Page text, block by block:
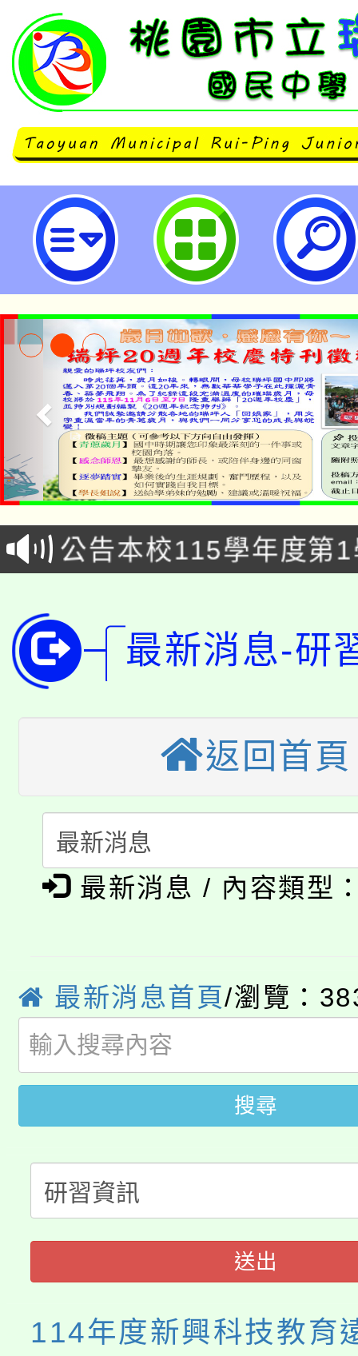
114年度新興科技教育遠距示範服
科技融入教學-教具開發系列教師
坪國民中學
「2026金融保險知識
車」活動
桃園市115學年度學生
生本土語及新住民語歌
公告本校115學年度第
公告本校115學年度第
代理(課)教師甄選結果(
轉知中國文化大學推廣
《TA101》溝通分析基
心理、諮商輔導、社會
系所師生報名參加。
轉知苗栗縣政府辦理
門員」簡章及活動海報
踴躍報名參加。
「桃園市補助參觀特色
115年度「教育部表揚
義教育推展貢獻獎」
「2026 ART TAIPEI臺
博覽會」之「藝術教育
「2026金融保險知識
車」活動
桃園市115學年度學生
代理(課)教師甄選結果(
公告本校115學年度第
代理(課)教師甄選結果(
轉知中國文化大學推廣
《TA101》溝通分析基
程，歡迎學生輔導中心
系所師生報名參加。
轉知苗栗縣政府辦理
縣市「校園短影音徵
踴躍報名參加。
桃園市115學年度學生
展演活動實施計畫」
115年度「教育部表揚
義教育推展貢獻獎」
「2026 ART TAIPEI臺
博覽會」之「藝術教育
最新消息-研
返回首頁
最新消息 / 內容類型
最新消息首頁/瀏覽：
搜尋
送出
114年度新興科技教育